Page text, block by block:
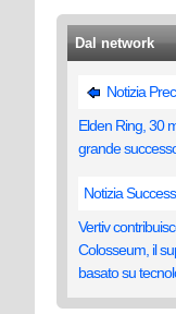
Dal network
Notizia
Elden Ring, 30
grande
Notizia
Vertiv
Colosseum, il
basato su